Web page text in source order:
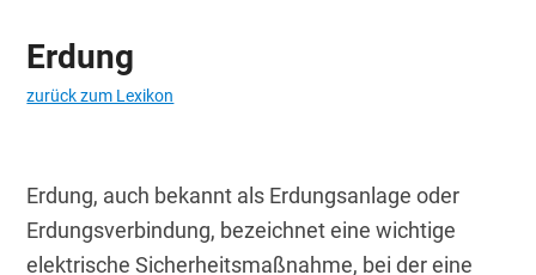
Erdung
zurück zum Lexikon
Erdung, auch bekannt als Erdungsanlage oder
Erdungsverbindung, bezeichnet eine wichtige
elektrische Sicherheitsmaßnahme, bei der eine